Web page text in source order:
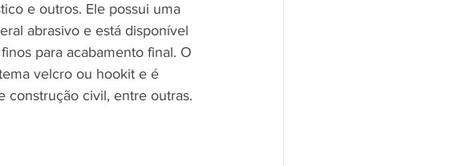
e outros. Ele possui uma
abrasivo e está disponível
para acabamento final. O
velcro ou hookit e é
construção civil, entre outras.